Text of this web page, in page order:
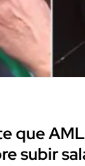
que
subir